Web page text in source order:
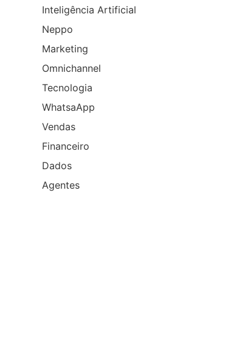
Inteligência Artificial
Neppo
Marketing
Omnichannel
Tecnologia
WhatsaApp
Vendas
Financeiro
Dados
Agentes